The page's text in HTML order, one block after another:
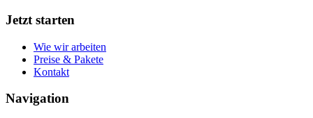
Jetzt starten
Wie wir arbeiten
Preise & Pakete
Kontakt
Navigation